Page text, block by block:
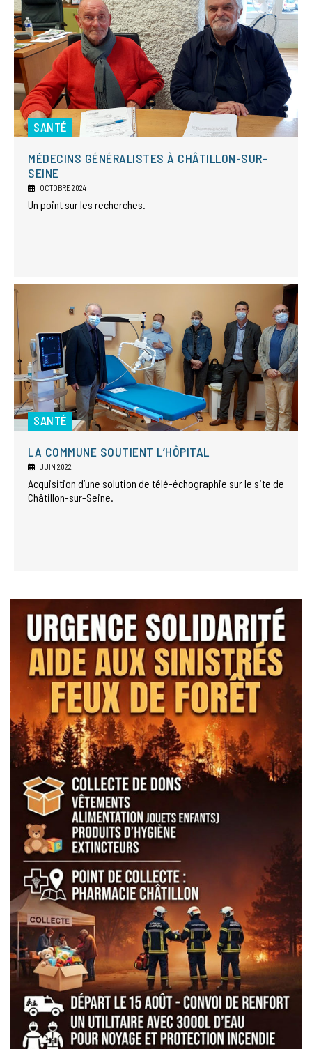
SANTÉ
MÉDECINS GÉNÉRALISTES À CHÂTILLON-SUR-
SEINE
OCTOBRE 2024
Un point sur les recherches.
SANTÉ
LA COMMUNE SOUTIENT L’HÔPITAL
JUIN 2022
Acquisition d’une solution de télé-échographie sur le site de
Châtillon-sur-Seine.